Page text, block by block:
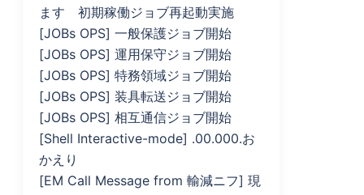
ます 初期稼働ジョブ再起動実施
[JOBs OPS] 一般保護ジョブ開始
[JOBs OPS] 運用保守ジョブ開始
[JOBs OPS] 特務領域ジョブ開始
[JOBs OPS] 装具転送ジョブ開始
[JOBs OPS] 相互通信ジョブ開始
[Shell Interactive-mode] .00.000.お
かえり
[EM Call Message from 輸減ニフ] 現